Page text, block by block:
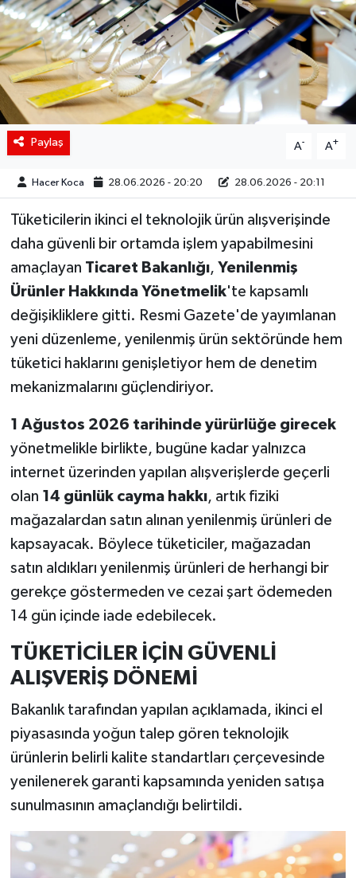
Paylaş A- A+
Hacer Koca 28.06.2026 - 20:20 28.06.2026 - 20:11
Tüketicilerin ikinci el teknolojik ürün alışverişinde
daha güvenli bir ortamda işlem yapabilmesini
amaçlayan Ticaret Bakanlığı, Yenilenmiş
Ürünler Hakkında Yönetmelik'te kapsamlı
değişikliklere gitti. Resmi Gazete'de yayımlanan
yeni düzenleme, yenilenmiş ürün sektöründe hem
tüketici haklarını genişletiyor hem de denetim
mekanizmalarını güçlendiriyor.
1 Ağustos 2026 tarihinde yürürlüğe girecek
yönetmelikle birlikte, bugüne kadar yalnızca
internet üzerinden yapılan alışverişlerde geçerli
olan 14 günlük cayma hakkı, artık fiziki
mağazalardan satın alınan yenilenmiş ürünleri de
kapsayacak. Böylece tüketiciler, mağazadan
satın aldıkları yenilenmiş ürünleri de herhangi bir
gerekçe göstermeden ve cezai şart ödemeden
14 gün içinde iade edebilecek.
TÜKETİCİLER İÇİN GÜVENLİ
ALIŞVERİŞ DÖNEMİ
Bakanlık tarafından yapılan açıklamada, ikinci el
piyasasında yoğun talep gören teknolojik
ürünlerin belirli kalite standartları çerçevesinde
yenilenerek garanti kapsamında yeniden satışa
sunulmasının amaçlandığı belirtildi.